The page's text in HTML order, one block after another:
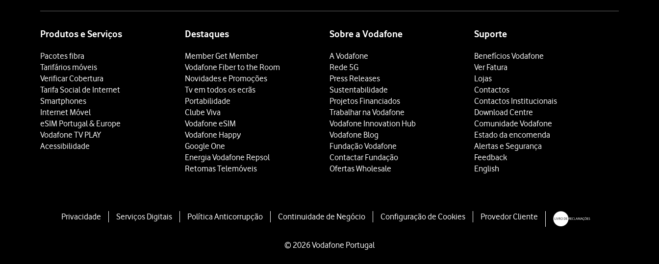
Produtos e Serviços
Pacotes fibra
Tarifários móveis
Verificar Cobertura
Tarifa Social de Internet
Smartphones
Internet Móvel
eSIM Portugal & Europe
Vodafone TV PLAY
Acessibilidade
Destaques
Member Get Member
Vodafone Fiber to the Room
Novidades e Promoções
Tv em todos os ecrãs
Portabilidade
Clube Viva
Vodafone eSIM
Vodafone Happy
Google One
Energia Vodafone Repsol
Retomas Telemóveis
Sobre a Vodafone
A Vodafone
Rede 5G
Press Releases
Sustentabilidade
Projetos Financiados
Trabalhar na Vodafone
Vodafone Innovation Hub
Vodafone Blog
Fundação Vodafone
Contactar Fundação
Ofertas Wholesale
Suporte
Benefícios Vodafone
Ver Fatura
Lojas
Contactos
Contactos Institucionais
Download Centre
Comunidade Vodafone
Estado da encomenda
Alertas e Segurança
Feedback
English
Privacidade Serviços Digitais Política Anticorrupção Continuidade de Negócio Configuração de Cookies Provedor Cliente
© 2026 Vodafone Portugal